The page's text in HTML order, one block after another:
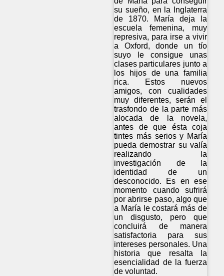
su sueño, en la Inglaterra
de 1870. María deja la
escuela femenina, muy
represiva, para irse a vivir
a Oxford, donde un tío
suyo le consigue unas
clases particulares junto a
los hijos de una familia
rica. Estos nuevos
amigos, con cualidades
muy diferentes, serán el
trasfondo de la parte más
alocada de la novela,
antes de que ésta coja
tintes más serios y María
pueda demostrar su valía
realizando la
investigación de la
identidad de un
desconocido. Es en ese
momento cuando sufrirá
por abrirse paso, algo que
a María le costará más de
un disgusto, pero que
concluirá de manera
satisfactoria para sus
intereses personales. Una
historia que resalta la
esencialidad de la fuerza
de voluntad.